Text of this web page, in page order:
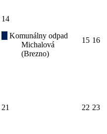
14
Komunálny odpad
Michalová
(Brezno)
15 16
21 22 23